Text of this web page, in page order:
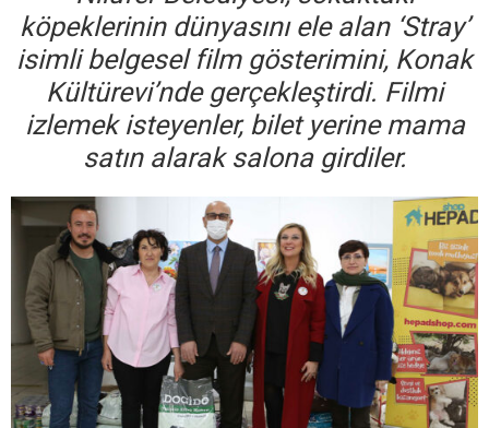
köpeklerinin dünyasını ele alan ‘Stray’
isimli belgesel film gösterimini, Konak
Kültürevi’nde gerçekleştirdi. Filmi
izlemek isteyenler, bilet yerine mama
satın alarak salona girdiler.